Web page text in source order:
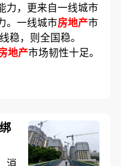
力，更来自一线城市
。一线城市房地产市
稳，则全国稳。
地产市场韧性十足。
消